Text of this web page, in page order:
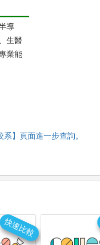
導
生醫
業能
】頁面進一步查詢。
快速比較